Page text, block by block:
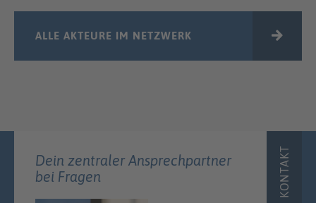
ALLE AKTEURE IM NETZWERK
KONTAKT
Dein zentraler Ansprechpartner
bei Fragen